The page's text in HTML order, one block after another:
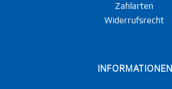
Zahlarten
Widerrufsrecht
INFORMATIONEN